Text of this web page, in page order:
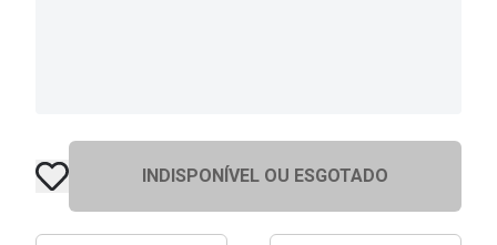
INDISPONÍVEL OU ESGOTADO